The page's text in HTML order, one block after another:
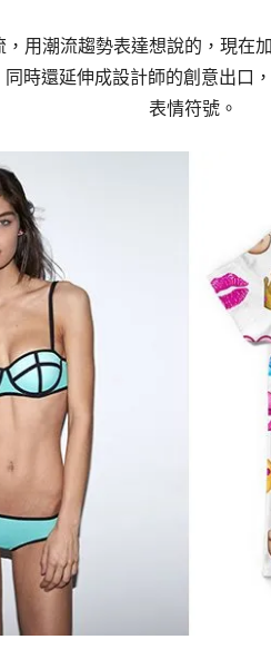
用潮流趨勢表達想說的，現在
時還延伸成設計師的創意出口
表情符號。